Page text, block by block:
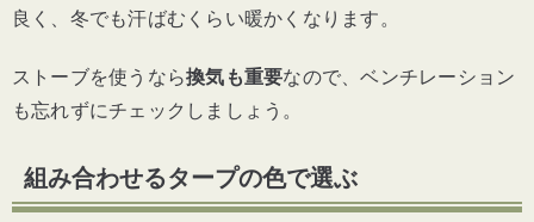
良く、冬でも汗ばむくらい暖かくなります。
ストーブを使うなら換気も重要なので、ベンチレーション
も忘れずにチェックしましょう。
組み合わせるタープの色で選ぶ